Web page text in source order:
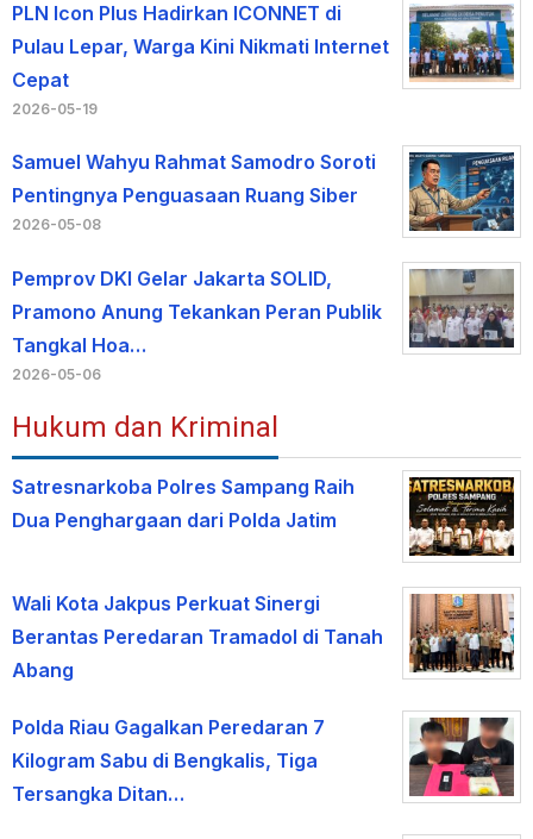
PLN Icon Plus Hadirkan ICONNET di
Pulau Lepar, Warga Kini Nikmati Internet
Cepat
2026-05-19
Samuel Wahyu Rahmat Samodro Soroti
Pentingnya Penguasaan Ruang Siber
2026-05-08
Pemprov DKI Gelar Jakarta SOLID,
Pramono Anung Tekankan Peran Publik
Tangkal Hoa…
2026-05-06
Hukum dan Kriminal
Satresnarkoba Polres Sampang Raih
Dua Penghargaan dari Polda Jatim
Wali Kota Jakpus Perkuat Sinergi
Berantas Peredaran Tramadol di Tanah
Abang
Polda Riau Gagalkan Peredaran 7
Kilogram Sabu di Bengkalis, Tiga
Tersangka Ditan…